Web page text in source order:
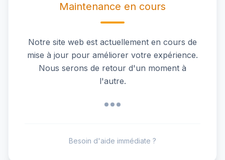
Maintenance en cours
Notre site web est actuellement en cours de
mise à jour pour améliorer votre expérience.
Nous serons de retour d'un moment à
l'autre.
Besoin d'aide immédiate ?